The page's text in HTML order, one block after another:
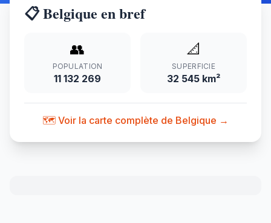
📋 Belgique en bref
👥
POPULATION
11 132 269
📐
SUPERFICIE
32 545 km²
🗺️ Voir la carte complète de Belgique →